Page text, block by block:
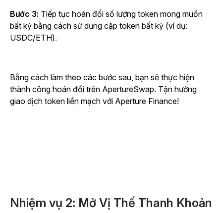
Bước 3: Tiếp tục hoán đổi số lượng token mong muốn
bất kỳ bằng cách sử dụng cặp token bất kỳ (ví dụ:
USDC/ETH).
Bằng cách làm theo các bước sau, bạn sẽ thực hiện
thành công hoán đổi trên ApertureSwap. Tận hưởng
giao dịch token liền mạch với Aperture Finance!
Nhiệm vụ 2: Mở Vị Thế Thanh Khoản